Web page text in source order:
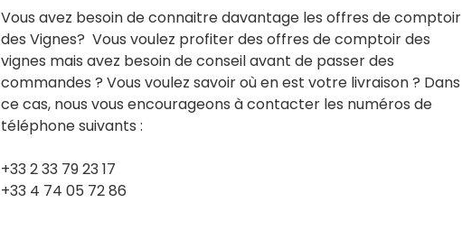
Vous avez besoin de connaitre davantage les offres de comptoir
des Vignes? Vous voulez profiter des offres de comptoir des
vignes mais avez besoin de conseil avant de passer des
commandes ? Vous voulez savoir où en est votre livraison ? Dans
ce cas, nous vous encourageons à contacter les numéros de
téléphone suivants :
+33 2 33 79 23 17
+33 4 74 05 72 86